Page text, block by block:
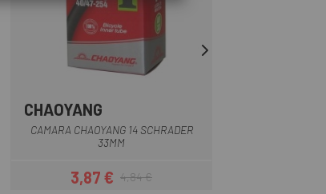
CHAOYANG
CAMARA CHAOYANG 14 SCHRADER
33MM
Precio
3,87 €Precio regular
4,84 €